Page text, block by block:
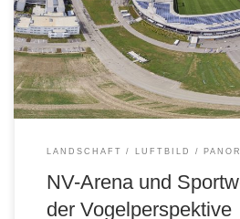
(einfach auf das jeweilige Foto klicken,
gelangen):
LANDSCHAFT LUFTBILD
NV-Arena und
der Vogelperspektive